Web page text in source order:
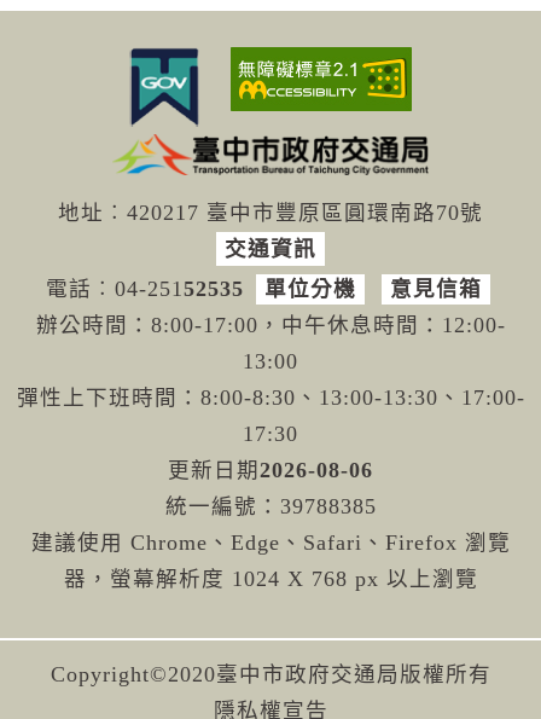
地址︰420217 臺中市豐原區圓環南路70號
交通資訊
電話︰04-25152535 單位分機
意見信箱
辦公時間：8:00-17:00，中午休息時間：12:00-
13:00
彈性上下班時間：8:00-8:30、13:00-13:30、17:00-
17:30
更新日期 2026-08-06
統一編號：39788385
建議使用 Chrome、Edge、Safari、Firefox 瀏覽
器，螢幕解析度 1024 X 768 px 以上瀏覽
Copyright©2020臺中市政府交通局版權所有
隱私權宣告